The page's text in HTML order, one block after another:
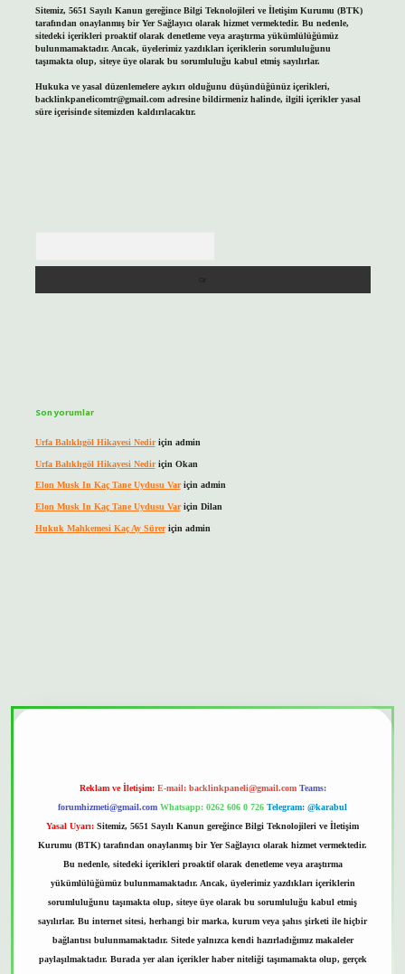
Sitemiz, 5651 Sayılı Kanun gereğince Bilgi Teknolojileri ve İletişim Kurumu (BTK)
tarafından onaylanmış bir Yer Sağlayıcı olarak hizmet vermektedir. Bu nedenle,
sitedeki içerikleri proaktif olarak denetleme veya araştırma yükümlülüğümüz
bulunmamaktadır. Ancak, üyelerimiz yazdıkları içeriklerin sorumluluğunu
taşımakta olup, siteye üye olarak bu sorumluluğu kabul etmiş sayılırlar.
Hukuka ve yasal düzenlemelere aykırı olduğunu düşündüğünüz içerikleri,
backlinkpanelicomtr@gmail.comadresine bildirmeniz halinde, ilgili içerikler yasal
süre içerisinde sitemizden kaldırılacaktır.
Son yorumlar
Urfa Balıklıgöl Hikayesi Nediriçin admin
Urfa Balıklıgöl Hikayesi Nediriçin Okan
Elon Musk In Kaç Tane Uydusu Variçin admin
Elon Musk In Kaç Tane Uydusu Variçin Dilan
Hukuk Mahkemesi Kaç Ay Süreriçin admin
Reklam ve İletişim: E-mail: backlinkpaneli@gmail.com Teams:
forumhizmeti@gmail.com Whatsapp: 0262 606 0 726 Telegram: @karabul
Yasal Uyarı: Sitemiz, 5651 Sayılı Kanun gereğince Bilgi Teknolojileri ve İletişim
Kurumu (BTK) tarafından onaylanmış bir Yer Sağlayıcı olarak hizmet vermektedir.
Bu nedenle, sitedeki içerikleri proaktif olarak denetleme veya araştırma
yükümlülüğümüz bulunmamaktadır. Ancak, üyelerimiz yazdıkları içeriklerin
sorumluluğunu taşımakta olup, siteye üye olarak bu sorumluluğu kabul etmiş
sayılırlar. Bu internet sitesi, herhangi bir marka, kurum veya şahıs şirketi ile hiçbir
bağlantısı bulunmamaktadır. Sitede yalnızca kendi hazırladığımız makaleler
paylaşılmaktadır. Burada yer alan içerikler haber niteliği taşımamakta olup, gerçek